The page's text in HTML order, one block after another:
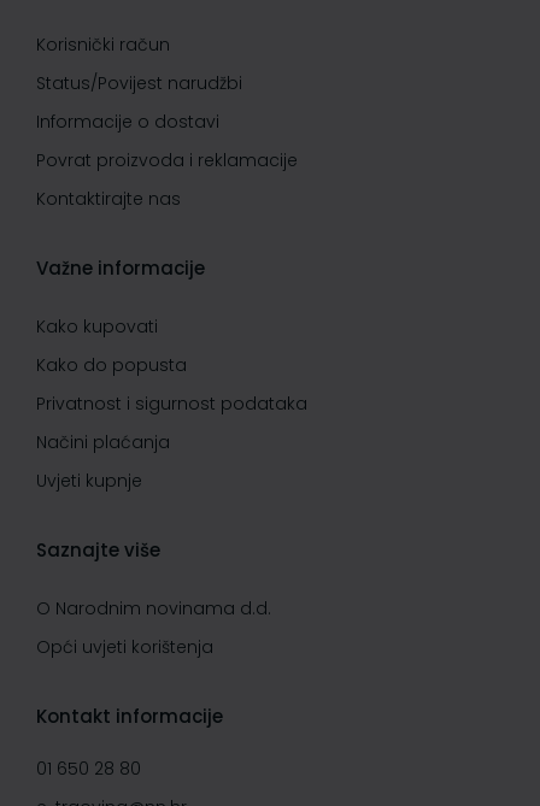
Korisnički račun
Status/Povijest narudžbi
Informacije o dostavi
Povrat proizvoda i reklamacije
Kontaktirajte nas
Važne informacije
Kako kupovati
Kako do popusta
Privatnost i sigurnost podataka
Načini plaćanja
Uvjeti kupnje
Saznajte više
O Narodnim novinama d.d.
Opći uvjeti korištenja
Kontakt informacije
01 650 28 80